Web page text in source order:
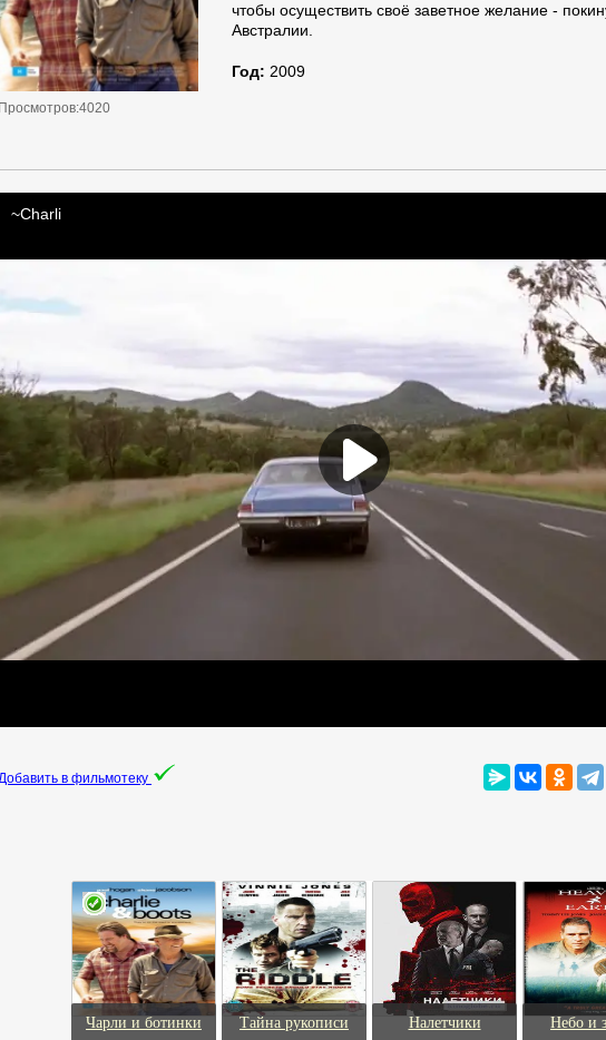
Просмотров:4020
чтобы осуществить своё заветное желание -
Австралии.
Год: 2009
в фильмотеку
Чарли и ботинки Тайна рукописи Налетчики Небо и